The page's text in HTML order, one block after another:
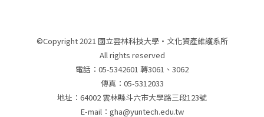
©Copyright 2021 國立雲林科技大學‧文化資產維護系所
All rights reserved
電話：05-5342601 轉3061、3062
傳真：05-5312033
地址：64002 雲林縣斗六市大學路三段123號
E-mail：gha@yuntech.edu.tw